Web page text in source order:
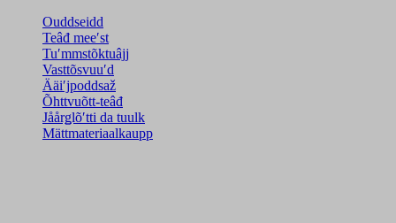
Ouddseidd
Teâđ meeʹst
Tuʹmmstõktuâjj
Vasttõsvuuʹd
Ääiʹjpoddsaž
Õhttvuõtt-teâđ
Jåårǥlõʹtti da tuulk
Mättmateriaalkaupp